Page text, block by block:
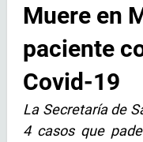
Muere en
paciente
Covid-19
La Secretaría de
4 casos que